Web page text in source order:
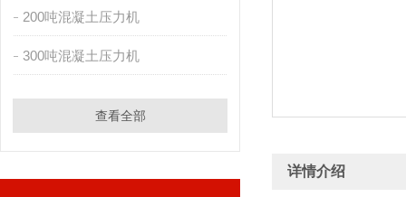
200吨混凝土压力机
300吨混凝土压力机
查看全部
详情介绍